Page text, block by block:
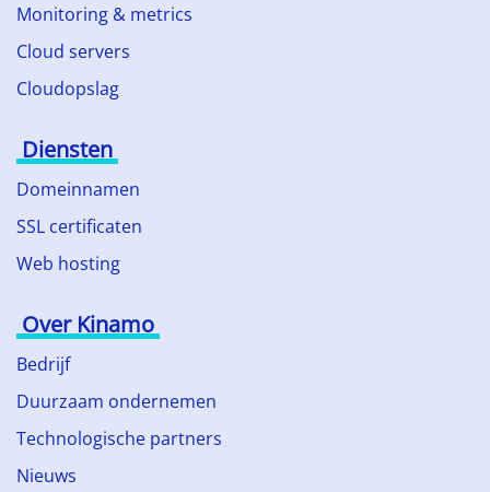
Monitoring & metrics
Cloud servers
Cloudopslag
Diensten
Domeinnamen
SSL certificaten
Web hosting
Over Kinamo
Bedrijf
Duurzaam ondernemen
Technologische partners
Nieuws